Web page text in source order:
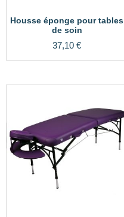
Housse éponge pour tables
de soin
37,10 €